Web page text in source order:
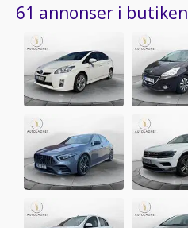
61 annonser i butiken